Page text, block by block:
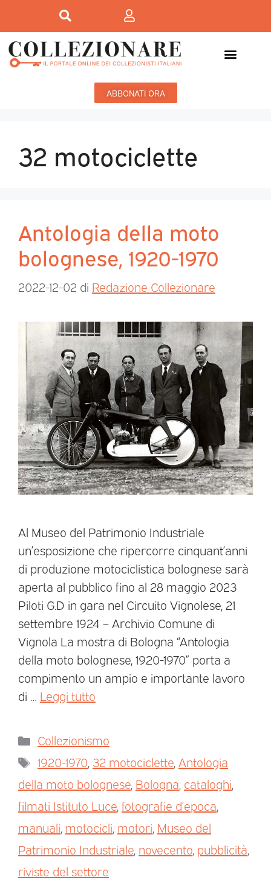
ABBONATI ORA
32 motociclette
Antologia della moto
bolognese, 1920-1970
2022-12-02 di Redazione Collezionare
Al Museo del Patrimonio Industriale
un’esposizione che ripercorre cinquant’anni
di produzione motociclistica bolognese sarà
aperta al pubblico fino al 28 maggio 2023
Piloti G.D in gara nel Circuito Vignolese, 21
settembre 1924 – Archivio Comune di
Vignola La mostra di Bologna “Antologia
della moto bolognese, 1920-1970” porta a
compimento un ampio e importante lavoro
di … Leggi tutto
Collezionismo
1920-1970, 32 motociclette, Antologia
della moto bolognese, Bologna, cataloghi,
filmati Istituto Luce,fotografie d’epoca,
manuali, motocicli, motori, Museo del
Patrimonio Industriale, novecento, pubblicità,
riviste del settore